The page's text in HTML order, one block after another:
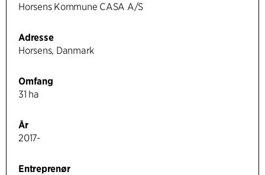
Horsens Kommune CASA A/S
Adresse
Horsens, Danmark
Omfang
31 ha
År
2017-
Entreprenør